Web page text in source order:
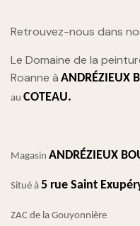
Retrouvez-nous dans
Le Domaine de la
Roanne à ANDRÉZIEUX
au COTEAU.
Magasin ANDRÉZIEUX
Situé à 5 rue Saint
ZAC de la Gouyonnière